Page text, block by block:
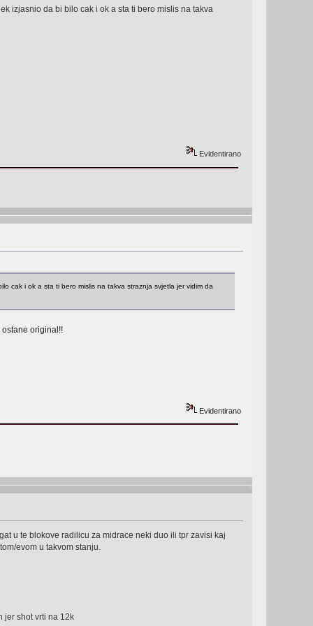
izjasnio da bi bilo cak i ok a sta ti bero mislis na takva
Evidentirano
cak i ok a sta ti bero mislis na takva straznja svjetla jer vidim da
original!!
Evidentirano
u te blokove radilicu za midrace neki duo ili tpr zavisi kaj
evom u takvom stanju.
jer shot vrti na 12k